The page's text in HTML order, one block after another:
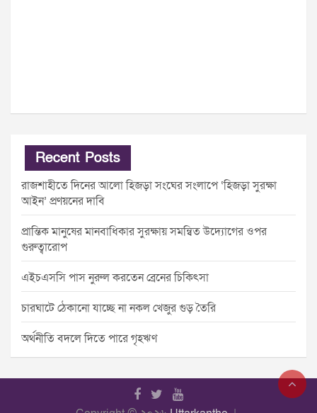
Recent Posts
রাজশাহীতে দিনের আলো হিজড়া সংঘের সংলাপে ‘হিজড়া সুরক্ষা
আইন’ প্রণয়নের দাবি
প্রান্তিক মানুষের মানবাধিকার সুরক্ষায় সমন্বিত উদ্যোগের ওপর
গুরুত্বারোপ
এইচএসসি পাস নুরুল করতেন ব্রেনের চিকিৎসা
চারঘাটে ঠেকানো যাচ্ছে না নকল খেজুর গুড় তৈরি
অর্থনীতি বদলে দিতে পারে গৃহঋণ